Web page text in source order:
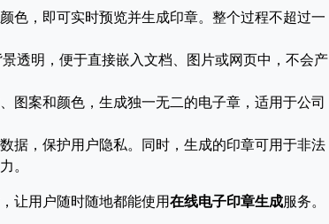
色，即可实时预览并生成印章。整个过程不超过一
透明，便于直接嵌入文档、图片或网页中，不会产
图案和颜色，生成独一无二的电子章，适用于公司
据，保护用户隐私。同时，生成的印章可用于非法
。
让用户随时随地都能使用在线电子印章生成服务。